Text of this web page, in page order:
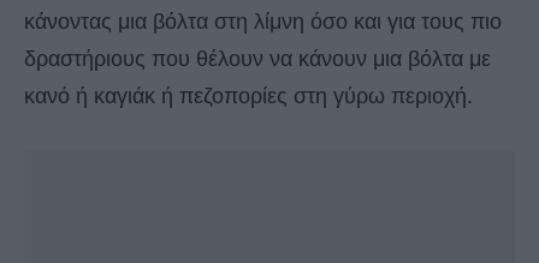
κάνοντας μια βόλτα στη λίμνη όσο και για τους πιο
δραστήριους που θέλουν να κάνουν μια βόλτα με
κανό ή καγιάκ ή πεζοπορίες στη γύρω περιοχή.